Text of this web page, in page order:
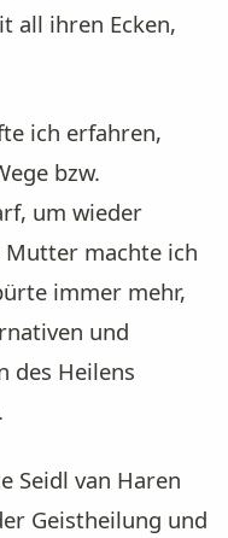
all ihren Ecken,
ich erfahren,
bzw.
um wieder
Mutter machte ich
immer mehr,
und
des Heilens
Seidl van Haren
Geistheilung und